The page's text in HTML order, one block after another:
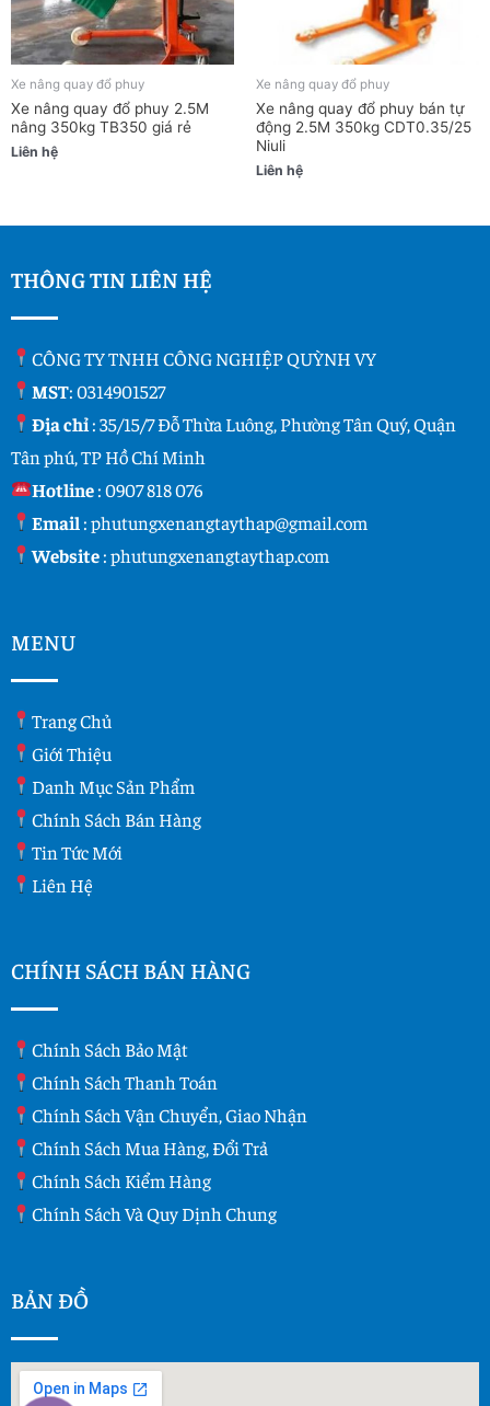
Xe nâng quay đổ phuy
Xe nâng quay đổ phuy 2.5M
nâng 350kg TB350 giá rẻ
Liên hệ
Xe nâng quay đổ phuy
Xe nâng quay đổ phuy bán tự
động 2.5M 350kg CDT0.35/25
Niuli
Liên hệ
THÔNG TIN LIÊN HỆ
CÔNG TY TNHH CÔNG NGHIỆP QUỲNH VY
MST: 0314901527
Địa chỉ: 35/15/7 Đỗ Thừa Luông, Phường Tân Quý, Quận
Tân phú, TP Hồ Chí Minh
Hotline:0907 818 076
Email :phutungxenangtaythap@gmail.com
Website:phutungxenangtaythap.com
MENU
Trang Chủ
Giới Thiệu
Danh Mục Sản Phẩm
Chính Sách Bán Hàng
Tin Tức Mới
Liên Hệ
CHÍNH SÁCH BÁN HÀNG
Chính Sách Bảo Mật
Chính Sách Thanh Toán
Chính Sách Vận Chuyển, Giao Nhận
Chính Sách Mua Hàng, Đổi Trả
Chính Sách Kiểm Hàng
Chính Sách Và Quy Dịnh Chung
BẢN ĐỒ